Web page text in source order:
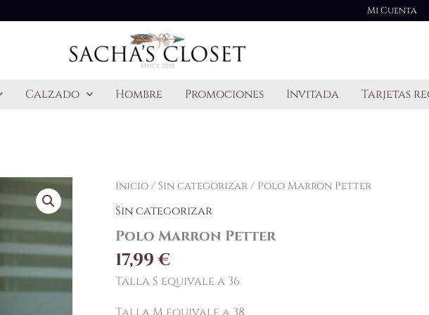
Mi Cuenta
Calzado Hombre Promociones Invitada Tarjetas
Inicio/ Sin categorizar/ Polo Marron Petter
Sin categorizar
Polo Marron Petter
17,99€
Talla S equivale a 36
Polo
Petter